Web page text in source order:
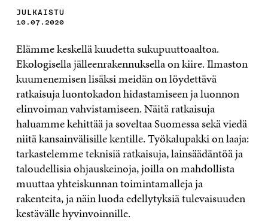
JULKAISTU
10.07.2020
Elämme keskellä kuudetta sukupuuttoaaltoa.
Ekologisella jälleenrakennuksella on kiire. Ilmaston
kuumenemisen lisäksi meidän on löydettävä
ratkaisuja luontokadon hidastamiseen ja luonnon
elinvoiman vahvistamiseen. Näitä ratkaisuja
haluamme kehittää ja soveltaa Suomessa sekä viedä
niitä kansainvälisille kentille. Työkalupakki on laaja:
tarkastelemme teknisiä ratkaisuja, lainsäädäntöä ja
taloudellisia ohjauskeinoja, joilla on mahdollista
muuttaa yhteiskunnan toimintamalleja ja
rakenteita, ja näin luoda edellytyksiä tulevaisuuden
kestävälle hyvinvoinnille.